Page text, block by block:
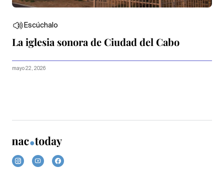
Escúchalo
La iglesia sonora de Ciudad del Cabo
mayo 22, 2026